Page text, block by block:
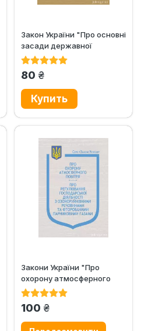
Закон України "Про основні
засади державної
кліматичної політики"
80 грн.
Закони України "Про
охорону атмосферного
повітря", "Про...
100 грн.